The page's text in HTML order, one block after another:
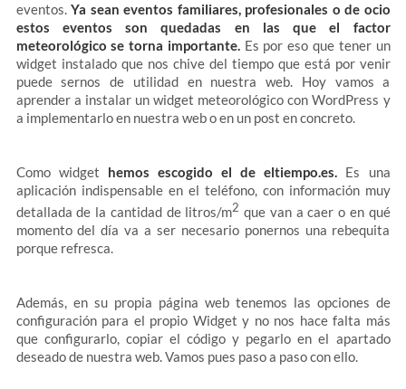
eventos. Ya sean eventos familiares, profesionales o de ocio
estos eventos son quedadas en las que el factor
meteorológico se torna importante.Es por eso que tener un
widget instalado que nos chive del tiempo que está por venir
puede sernos de utilidad en nuestra web. Hoy vamos a
aprender a instalar un widget meteorológico con WordPress y
a implementarlo en nuestra web o en un post en concreto.
Como widget hemos escogido el de eltiempo.es. Es una
aplicación indispensable en el teléfono, con información muy
detallada de la cantidad de litros/m2 que van a caer o en qué
momento del día va a ser necesario ponernos una rebequita
porque refresca.
Además, en su propia página web tenemos las opciones de
configuración para el propio Widget y no nos hace falta más
que configurarlo, copiar el código y pegarlo en el apartado
deseado de nuestra web. Vamos pues paso a paso con ello.